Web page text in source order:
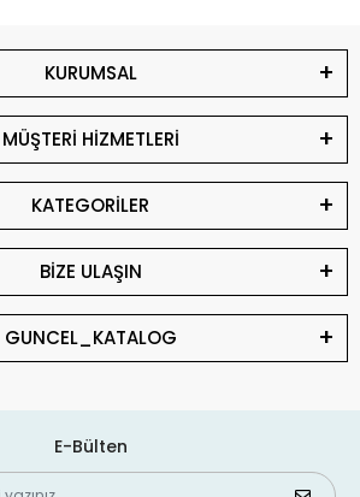
KURUMSAL
MÜŞTERİ HİZMETLERİ
KATEGORİLER
BİZE ULAŞIN
GUNCEL_KATALOG
E-Bülten